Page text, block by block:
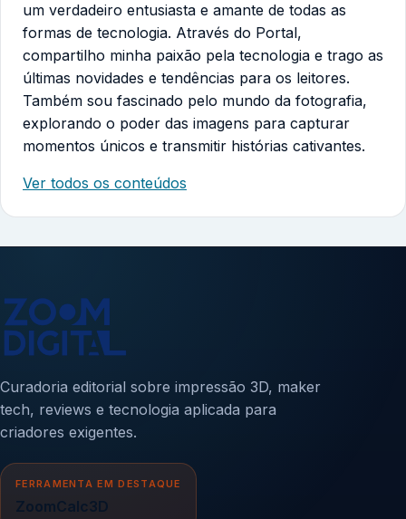
um verdadeiro entusiasta e amante de todas as
formas de tecnologia. Através do Portal,
compartilho minha paixão pela tecnologia e trago as
últimas novidades e tendências para os leitores.
Também sou fascinado pelo mundo da fotografia,
explorando o poder das imagens para capturar
momentos únicos e transmitir histórias cativantes.
Ver todos os conteúdos
Curadoria editorial sobre impressão 3D, maker
tech, reviews e tecnologia aplicada para
criadores exigentes.
FERRAMENTA EM DESTAQUE
ZoomCalc3D